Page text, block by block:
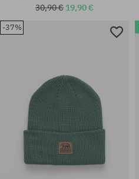
30,90 € 19,90 €
-37%